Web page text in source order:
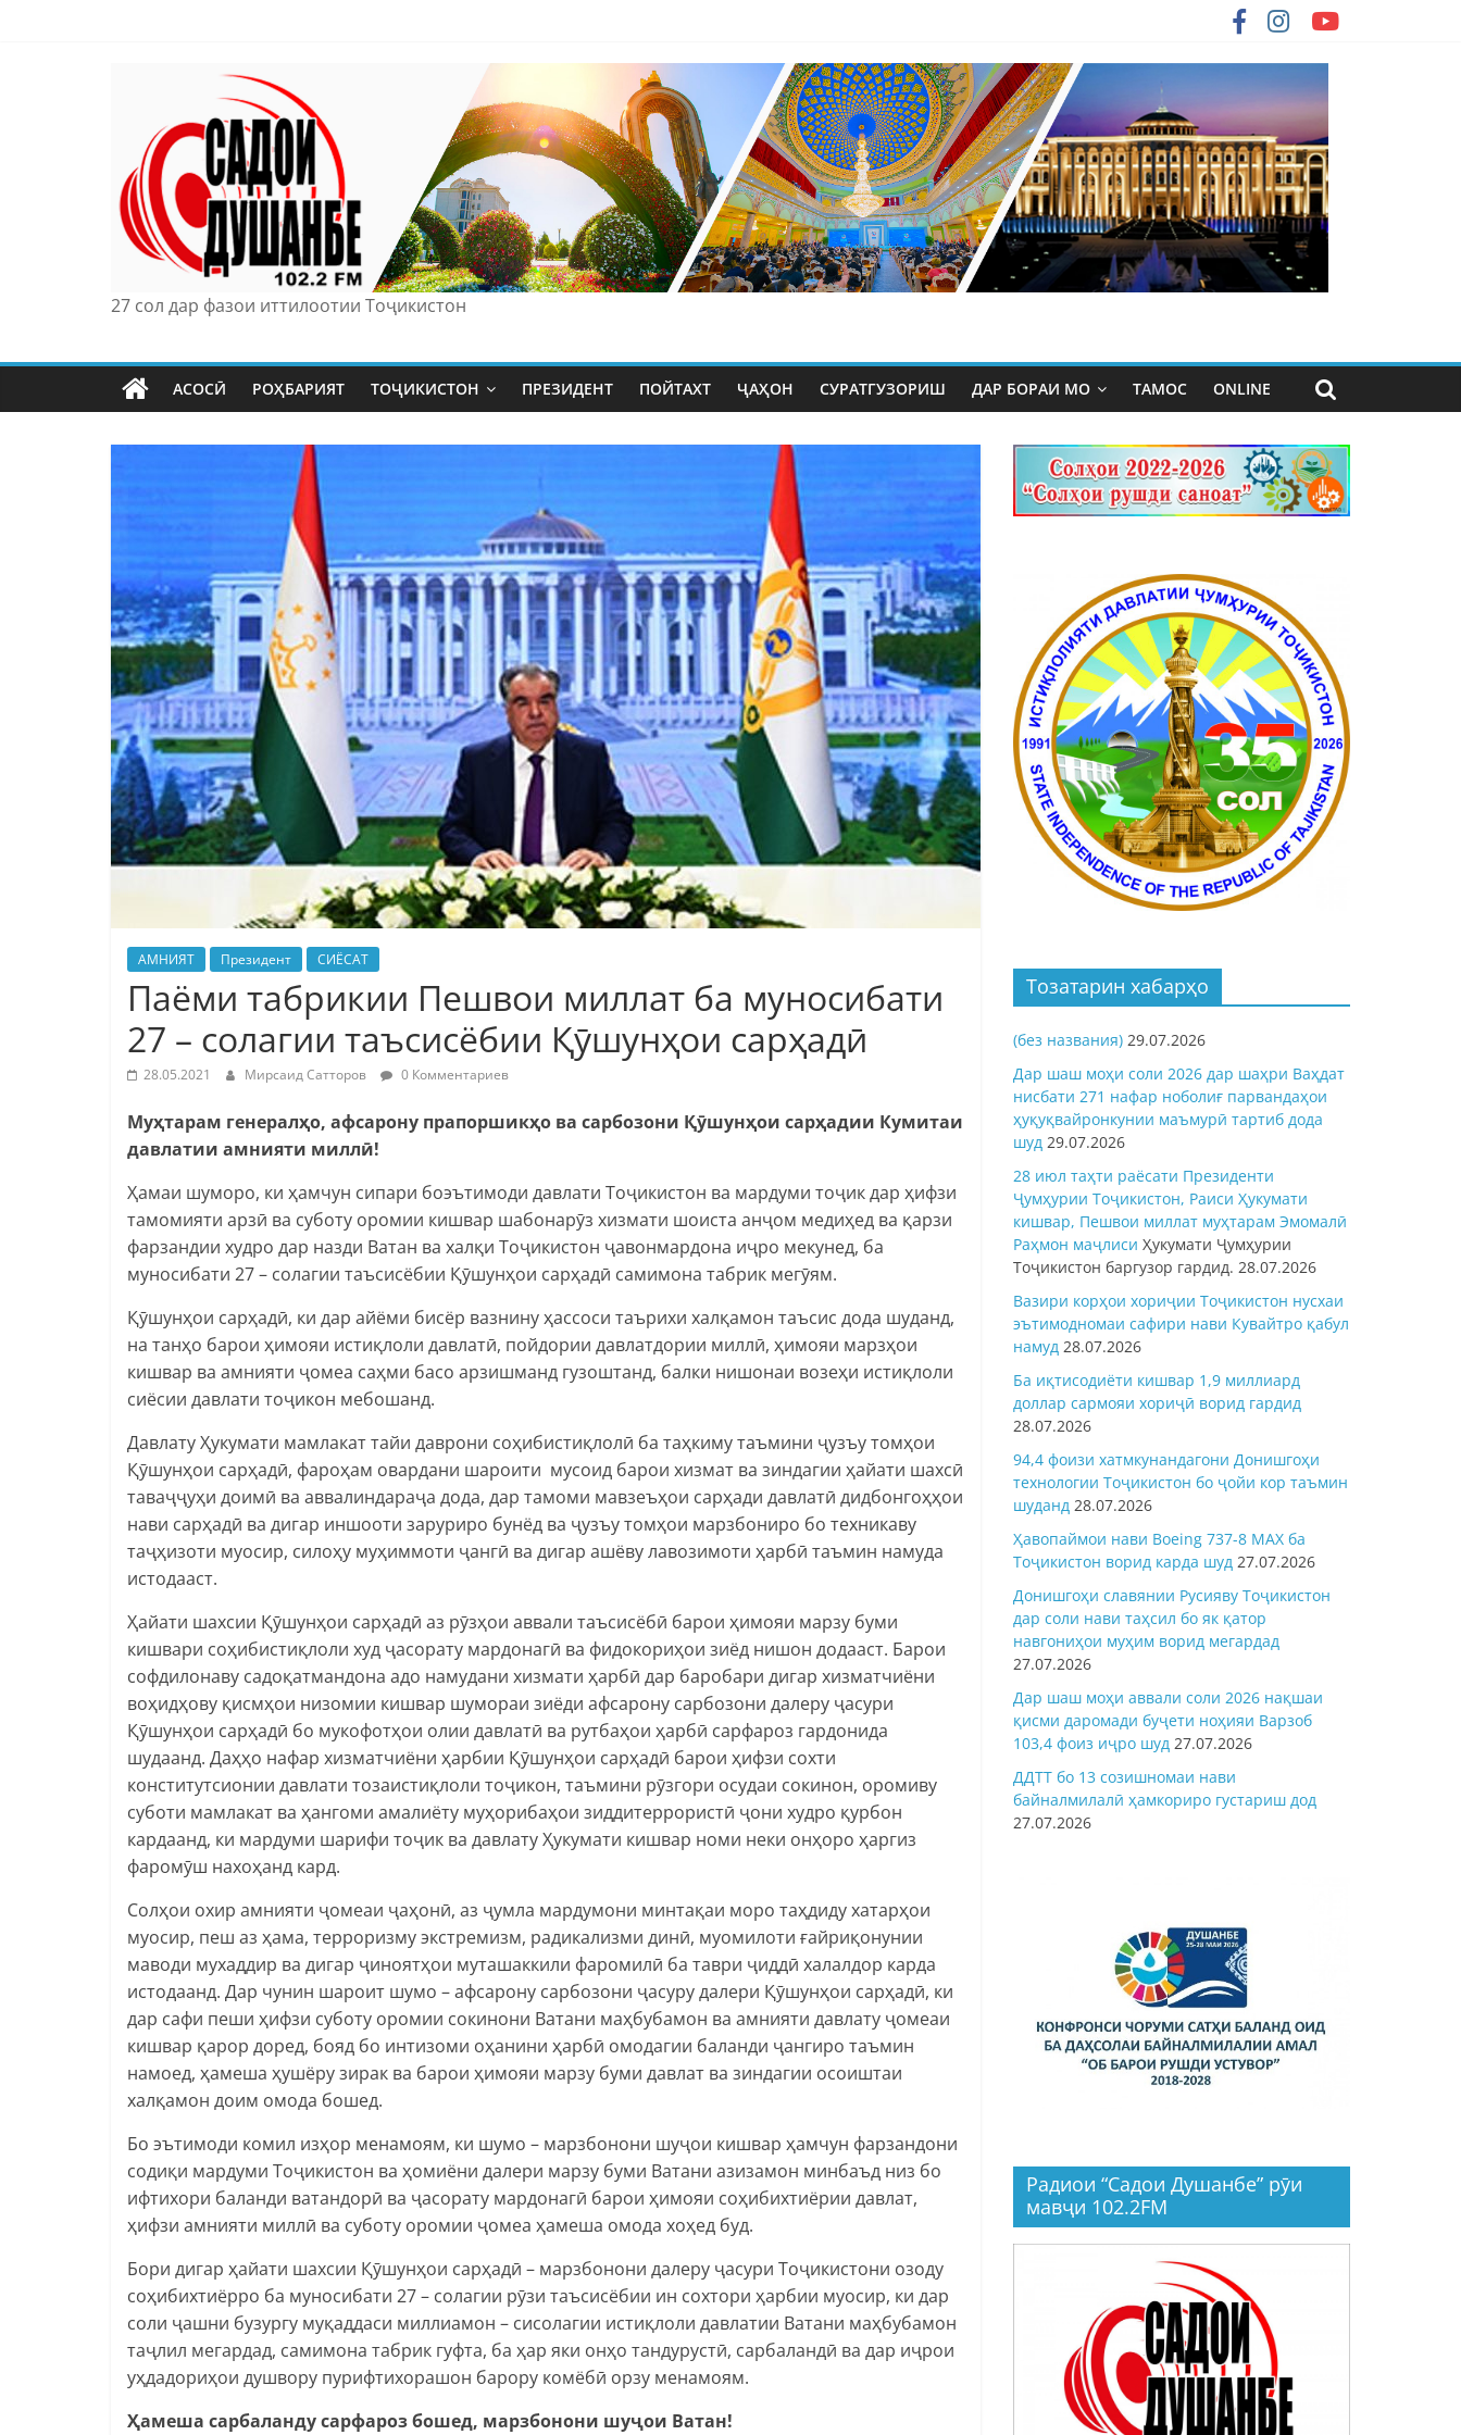
27 сол дар фазои иттилоотии Тоҷикистон
АСОСӢ РОҲБАРИЯТ ТОҶИКИСТОН ПРЕЗИДЕНТ ПОЙТАХТ ҶАҲОН СУРАТГУЗОРИШ ДАР БОРАИ МО ТАМОС ONLINE
АМНИЯТ Президент СИЁСАТ
Паёми табрикии Пешвои миллат ба муносибати
27 – солагии таъсисёбии Қӯшунҳои сарҳадӣ
28.05.2021 Мирсаид Сатторов 0 Комментариев
Муҳтарам генералҳо, афсарону прапоршикҳо ва сарбозони Қӯшунҳои сарҳадии Кумитаи
давлатии амнияти миллӣ!
Ҳамаи шуморо, ки ҳамчун сипари боэътимоди давлати Тоҷикистон ва мардуми тоҷик дар ҳифзи
тамомияти арзӣ ва суботу оромии кишвар шабонарӯз хизмати шоиста анҷом медиҳед ва қарзи
фарзандии худро дар назди Ватан ва халқи Тоҷикистон ҷавонмардона иҷро мекунед, ба
муносибати 27 – солагии таъсисёбии Қӯшунҳои сарҳадӣ самимона табрик мегӯям.
Қӯшунҳои сарҳадӣ, ки дар айёми бисёр вазнину ҳассоси таърихи халқамон таъсис дода шуданд,
на танҳо барои ҳимояи истиқлоли давлатӣ, пойдории давлатдории миллӣ, ҳимояи марзҳои
кишвар ва амнияти ҷомеа саҳми басо арзишманд гузоштанд, балки нишонаи возеҳи истиқлоли
сиёсии давлати тоҷикон мебошанд.
Давлату Ҳукумати мамлакат тайи даврони соҳибистиқлолӣ ба таҳкиму таъмини ҷузъу томҳои
Қӯшунҳои сарҳадӣ, фароҳам овардани шароити мусоид барои хизмат ва зиндагии ҳайати шахсӣ
таваҷҷуҳи доимӣ ва аввалиндараҷа дода, дар тамоми мавзеъҳои сарҳади давлатӣ дидбонгоҳҳои
нави сарҳадӣ ва дигар иншооти заруриро бунёд ва ҷузъу томҳои марзбониро бо техникаву
таҷҳизоти муосир, силоҳу муҳиммоти ҷангӣ ва дигар ашёву лавозимоти ҳарбӣ таъмин намуда
истодааст.
Ҳайати шахсии Қӯшунҳои сарҳадӣ аз рӯзҳои аввали таъсисёбӣ барои ҳимояи марзу буми
кишвари соҳибистиқлоли худ ҷасорату мардонагӣ ва фидокориҳои зиёд нишон додааст. Барои
софдилонаву садоқатмандона адо намудани хизмати ҳарбӣ дар баробари дигар хизматчиёни
воҳидҳову қисмҳои низомии кишвар шумораи зиёди афсарону сарбозони далеру ҷасури
Қӯшунҳои сарҳадӣ бо мукофотҳои олии давлатӣ ва рутбаҳои ҳарбӣ сарфароз гардонида
шудаанд. Даҳҳо нафар хизматчиёни ҳарбии Қӯшунҳои сарҳадӣ барои ҳифзи сохти
конститутсионии давлати тозаистиқлоли тоҷикон, таъмини рӯзгори осудаи сокинон, оромиву
суботи мамлакат ва ҳангоми амалиёту муҳорибаҳои зиддитеррористӣ ҷони худро қурбон
кардаанд, ки мардуми шарифи тоҷик ва давлату Ҳукумати кишвар номи неки онҳоро ҳаргиз
фаромӯш нахоҳанд кард.
Солҳои охир амнияти ҷомеаи ҷаҳонӣ, аз ҷумла мардумони минтақаи моро таҳдиду хатарҳои
муосир, пеш аз ҳама, терроризму экстремизм, радикализми динӣ, муомилоти ғайриқонунии
маводи мухаддир ва дигар ҷиноятҳои муташаккили фаромилӣ ба таври ҷиддӣ халалдор карда
истодаанд. Дар чунин шароит шумо – афсарону сарбозони ҷасуру далери Қӯшунҳои сарҳадӣ, ки
дар сафи пеши ҳифзи суботу оромии сокинони Ватани маҳбубамон ва амнияти давлату ҷомеаи
кишвар қарор доред, бояд бо интизоми оҳанини ҳарбӣ омодагии баланди ҷангиро таъмин
намоед, ҳамеша ҳушёру зирак ва барои ҳимояи марзу буми давлат ва зиндагии осоиштаи
халқамон доим омода бошед.
Бо эътимоди комил изҳор менамоям, ки шумо – марзбонони шуҷои кишвар ҳамчун фарзандони
содиқи мардуми Тоҷикистон ва ҳомиёни далери марзу буми Ватани азизамон минбаъд низ бо
ифтихори баланди ватандорӣ ва ҷасорату мардонагӣ барои ҳимояи соҳибихтиёрии давлат,
ҳифзи амнияти миллӣ ва суботу оромии ҷомеа ҳамеша омода хоҳед буд.
Бори дигар ҳайати шахсии Қӯшунҳои сарҳадӣ – марзбонони далеру ҷасури Тоҷикистони озоду
соҳибихтиёрро ба муносибати 27 – солагии рӯзи таъсисёбии ин сохтори ҳарбии муосир, ки дар
соли ҷашни бузургу муқаддаси миллиамон – сисолагии истиқлоли давлатии Ватани маҳбубамон
таҷлил мегардад, самимона табрик гуфта, ба ҳар яки онҳо тандурустӣ, сарбаландӣ ва дар иҷрои
уҳдадориҳои душвору пурифтихорашон барору комёбӣ орзу менамоям.
Ҳамеша сарбаланду сарфароз бошед, марзбонони шуҷои Ватан!
Тозатарин хабарҳо
(без названия) 29.07.2026
Дар шаш моҳи соли 2026 дар шаҳри Ваҳдат
нисбати 271 нафар ноболиғ парвандаҳои
ҳуқуқвайронкунии маъмурӣ тартиб дода
шуд 29.07.2026
28 июл таҳти раёсати Президенти
Ҷумҳурии Тоҷикистон, Раиси Ҳукумати
кишвар, Пешвои миллат муҳтарам Эмомалӣ
Раҳмон маҷлиси Ҳукумати Ҷумҳурии
Тоҷикистон баргузор гардид. 28.07.2026
Вазири корҳои хориҷии Тоҷикистон нусхаи
эътимодномаи сафири нави Кувайтро қабул
намуд 28.07.2026
Ба иқтисодиёти кишвар 1,9 миллиард
доллар сармояи хориҷӣ ворид гардид
28.07.2026
94,4 фоизи хатмкунандагони Донишгоҳи
технологии Тоҷикистон бо ҷойи кор таъмин
шуданд 28.07.2026
Ҳавопаймои нави Boeing 737-8 MAX ба
Тоҷикистон ворид карда шуд 27.07.2026
Донишгоҳи славянии Русияву Тоҷикистон
дар соли нави таҳсил бо як қатор
навгониҳои муҳим ворид мегардад
27.07.2026
Дар шаш моҳи аввали соли 2026 нақшаи
қисми даромади буҷети ноҳияи Варзоб
103,4 фоиз иҷро шуд 27.07.2026
ДДТТ бо 13 созишномаи нави
байналмилалӣ ҳамкориро густариш дод
27.07.2026
Радиои “Садои Душанбе” рӯи
мавҷи 102.2FM